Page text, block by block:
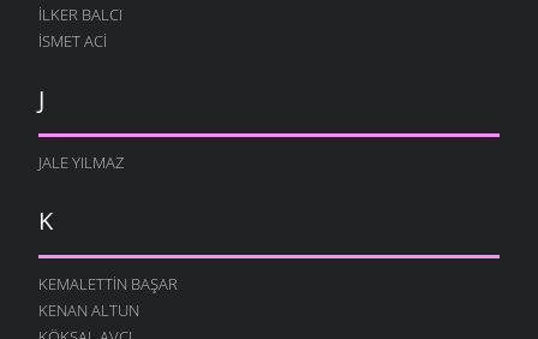
İLKER BALCI
İSMET ACI
J
JALE YILMAZ
K
KEMALETTIN BAŞAR
KENAN ALTUN